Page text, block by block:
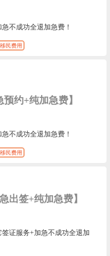
不成功全退加急费！
民费用
约+纯加急费】
不成功全退加急费！
民费用
出签+纯加急费】
证服务+加急不成功全退加